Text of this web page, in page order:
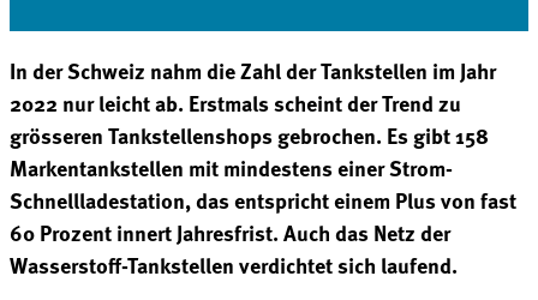
In der Schweiz nahm die Zahl der Tankstellen im Jahr
2022 nur leicht ab. Erstmals scheint der Trendzu
grösseren Tankstellenshops gebrochen. Es gibt 158
Markentankstellen mit mindestens einer Strom-
Schnellladestation, das entspricht einem Plus von fast
60 Prozent innert Jahresfrist. Auch das Netz der
Wasserstoff-Tankstellen verdichtet sich laufend.